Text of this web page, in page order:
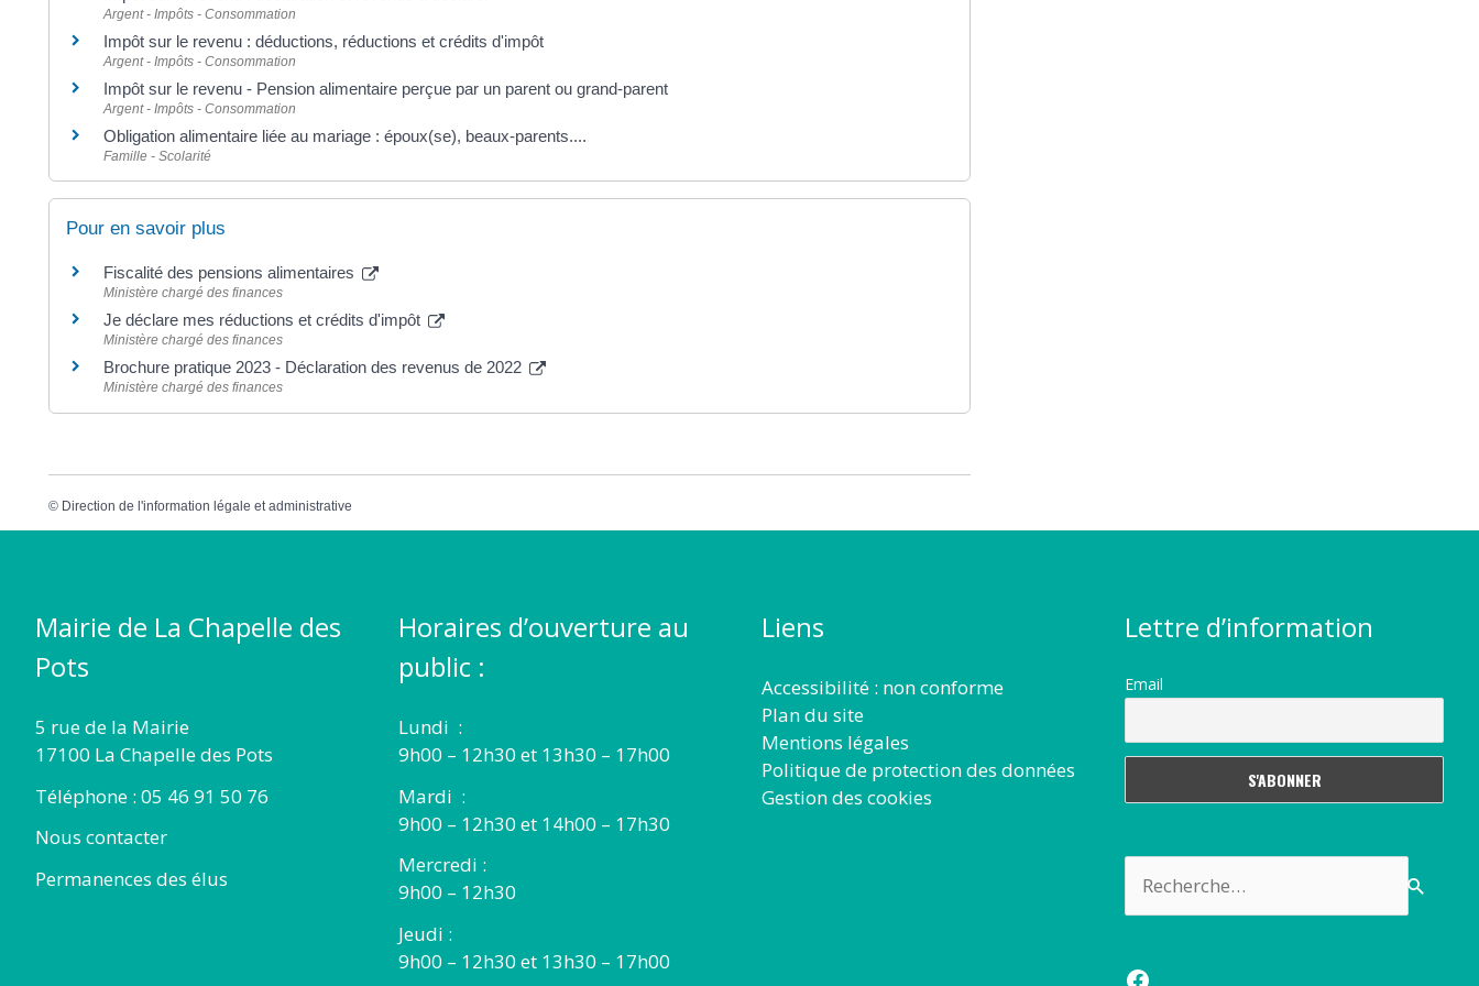
Argent - Impôts - Consommation
Impôt sur le revenu : déductions, réductions et crédits d'impôt
Argent - Impôts - Consommation
Impôt sur le revenu - Pension alimentaire perçue par un parent ou grand-parent
Argent - Impôts - Consommation
Obligation alimentaire liée au mariage : époux(se), beaux-parents....
Famille - Scolarité
Pour en savoir plus
Fiscalité des pensions alimentaires
Ministère chargé des finances
Je déclare mes réductions et crédits d'impôt
Ministère chargé des finances
Brochure pratique 2023 - Déclaration des revenus de 2022
Ministère chargé des finances
© Direction de l'information légale et administrative
Mairie de La Chapelle des
Pots
5 rue de la Mairie
17100 La Chapelle des Pots
Téléphone : 05 46 91 50 76
Nous contacter
Permanences des élus
Horaires d’ouverture au
public :
Lundi :
9h00 – 12h30 et 13h30 – 17h00
Mardi :
9h00 – 12h30 et 14h00 – 17h30
Mercredi :
9h00 – 12h30
Jeudi :
9h00 – 12h30 et 13h30 – 17h00
Liens
Accessibilité : non conforme
Plan du site
Mentions légales
Politique de protection des données
Gestion des cookies
Lettre d’information
Email